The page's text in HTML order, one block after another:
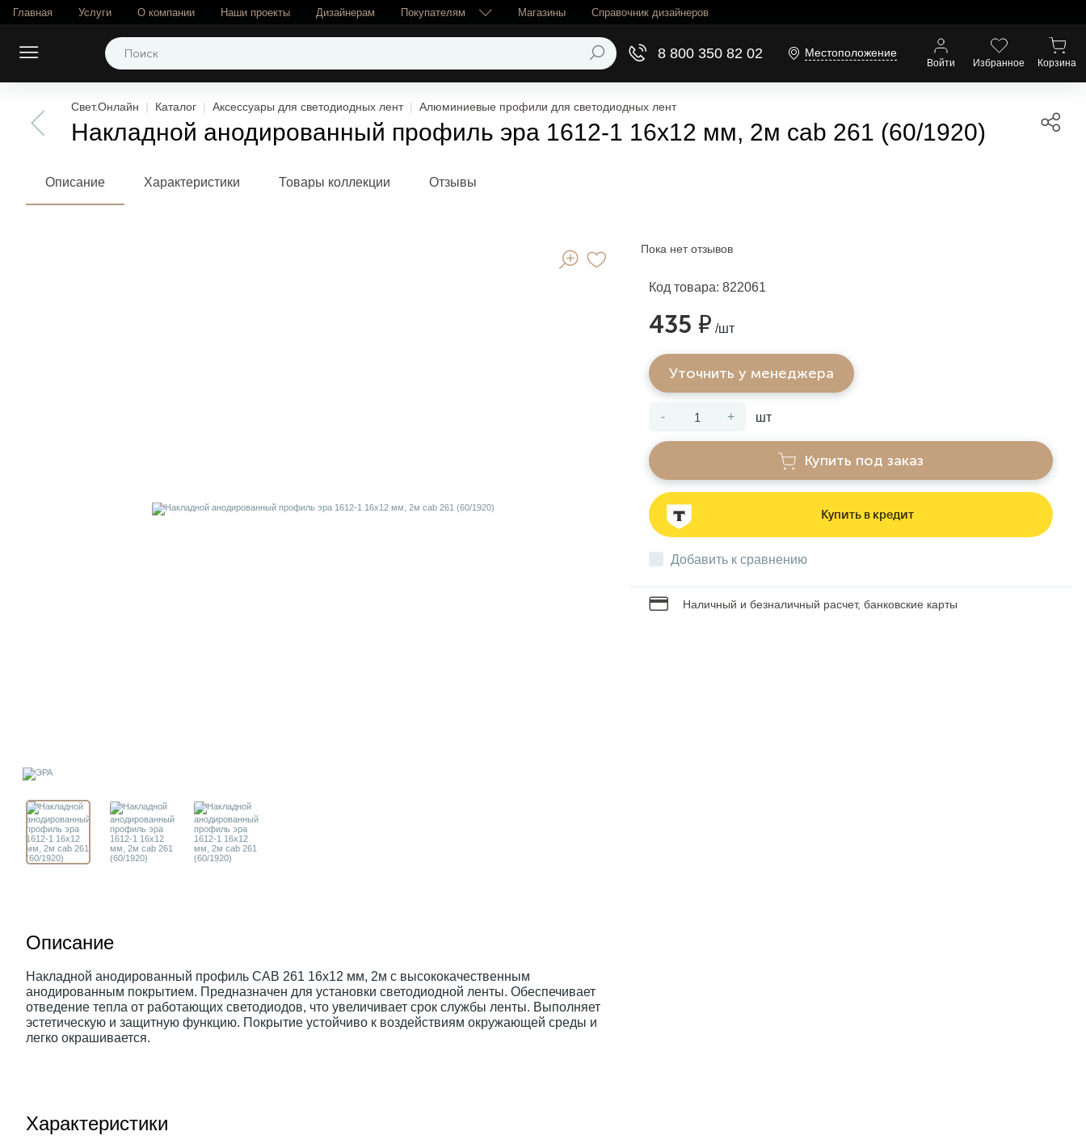
Главная Услуги О компании Наши проекты Дизайнерам Покупателям Магазины Справочник дизайнеров
Местоположение
8 800 350 82 02
Избранное Корзина
Войти
Свет.Онлайн Каталог Аксессуары для светодиодных лент Алюминиевые профили для светодиодных лент
Накладной анодированный профиль эра 1612-1 16х12 мм, 2м cab 261 (60/1920)
Описание Характеристики Товары коллекции Отзывы
Пока нет отзывов
Код товара: 822061
435 ₽ /шт
Уточнить у менеджера
- + шт
Купить под заказ
Купить в кредит
Добавить к сравнению
Наличный и безналичный расчет, банковские карты
Описание
Накладной анодированный профиль CAB 261 16х12 мм, 2м с высококачественным
анодированным покрытием. Предназначен для установки светодиодной ленты. Обеспечивает
отведение тепла от работающих светодиодов, что увеличивает срок службы ленты. Выполняет
эстетическую и защитную функцию. Покрытие устойчиво к воздействиям окружающей среды и
легко окрашивается.
Характеристики